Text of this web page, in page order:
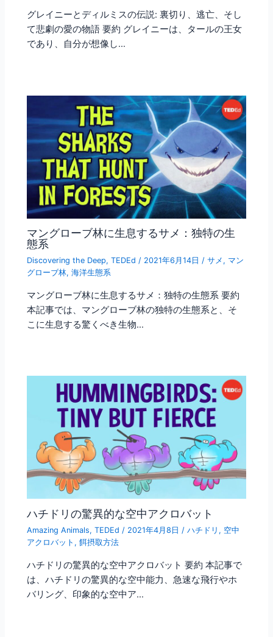
グレイニーとディルミスの伝説: 裏切り、逃亡、そし
て悲劇の愛の物語 要約 グレイニーは、タールの王女
であり、自分が想像し…
マングローブ林に生息するサメ：独特の生
態系
Discovering the Deep,TEDEd / 2021年6月14日/サメ , マン
グローブ林,海洋生態系
マングローブ林に生息するサメ：独特の生態系 要約
本記事では、マングローブ林の独特の生態系と、そ
こに生息する驚くべき生物…
ハチドリの驚異的な空中アクロバット
Amazing Animals,TEDEd / 2021年4月8日/ハチドリ , 空中
アクロバット ,餌摂取方法
ハチドリの驚異的な空中アクロバット 要約 本記事で
は、ハチドリの驚異的な空中能力、急速な飛行やホ
バリング、印象的な空中ア…